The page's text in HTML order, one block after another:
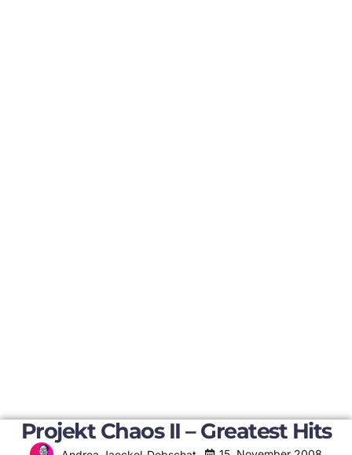
Projekt Chaos II – Greatest Hits